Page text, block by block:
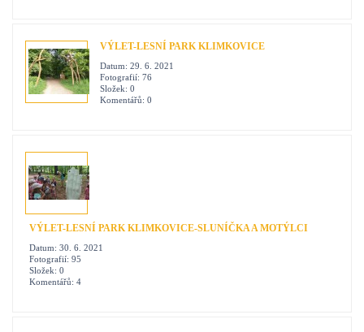
VÝLET-LESNÍ PARK KLIMKOVICE
Datum: 29. 6. 2021
Fotografií: 76
Složek: 0
Komentářů: 0
VÝLET-LESNÍ PARK KLIMKOVICE-SLUNÍČKA A MOTÝLCI
Datum: 30. 6. 2021
Fotografií: 95
Složek: 0
Komentářů: 4